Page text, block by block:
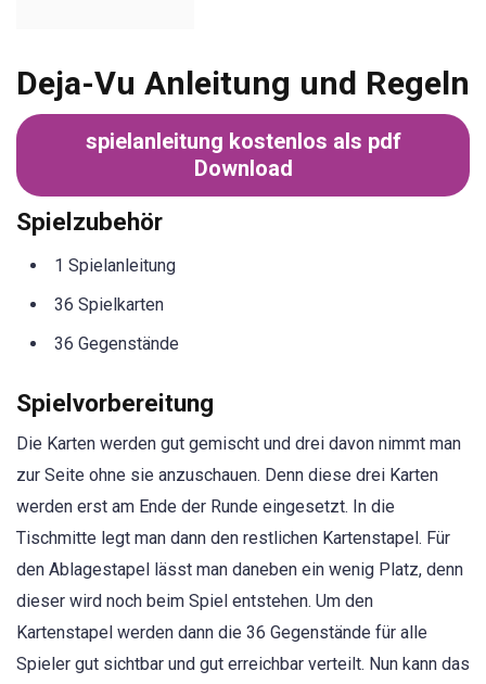
Deja-Vu Anleitung und Regeln
spielanleitung kostenlos als pdf
Download
Spielzubehör
1 Spielanleitung
36 Spielkarten
36 Gegenstände
Spielvorbereitung
Die Karten werden gut gemischt und drei davon nimmt man
zur Seite ohne sie anzuschauen. Denn diese drei Karten
werden erst am Ende der Runde eingesetzt. In die
Tischmitte legt man dann den restlichen Kartenstapel. Für
den Ablagestapel lässt man daneben ein wenig Platz, denn
dieser wird noch beim Spiel entstehen. Um den
Kartenstapel werden dann die 36 Gegenstände für alle
Spieler gut sichtbar und gut erreichbar verteilt. Nun kann das